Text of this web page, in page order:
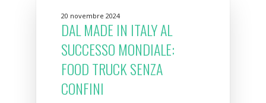
20 novembre 2024
DAL MADE IN ITALY AL
SUCCESSO MONDIALE:
FOOD TRUCK SENZA
CONFINI